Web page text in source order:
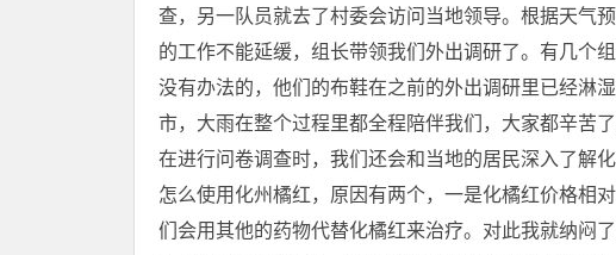
查，另一队员就去了村委会访问当地领导。根据天气
的工作不能延缓，组长带领我们外出调研了。有几个
没有办法的，他们的布鞋在之前的外出调研里已经淋
市，大雨在整个过程里都全程陪伴我们，大家都辛苦了
在进行问卷调查时，我们还会和当地的居民深入了解
怎么使用化州橘红，原因有两个，一是化橘红价格相
们会用其他的药物代替化橘红来治疗。对此我就纳闷